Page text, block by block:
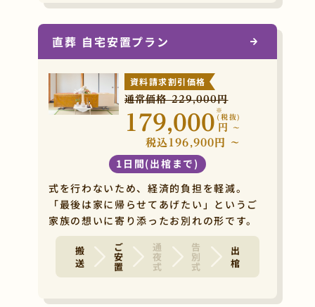
直葬 自宅安置プラン
資料請求割引価格
通常価格 229,000円
179,000
※
円
(税抜)
~
税込196,900円 ~
1日間(出棺まで)
式を行わないため、経済的負担を軽減。
「最後は家に帰らせてあげたい」というご
家族の想いに寄り添ったお別れの形です。
搬 送 ご安置 通夜式 告別式 出 棺